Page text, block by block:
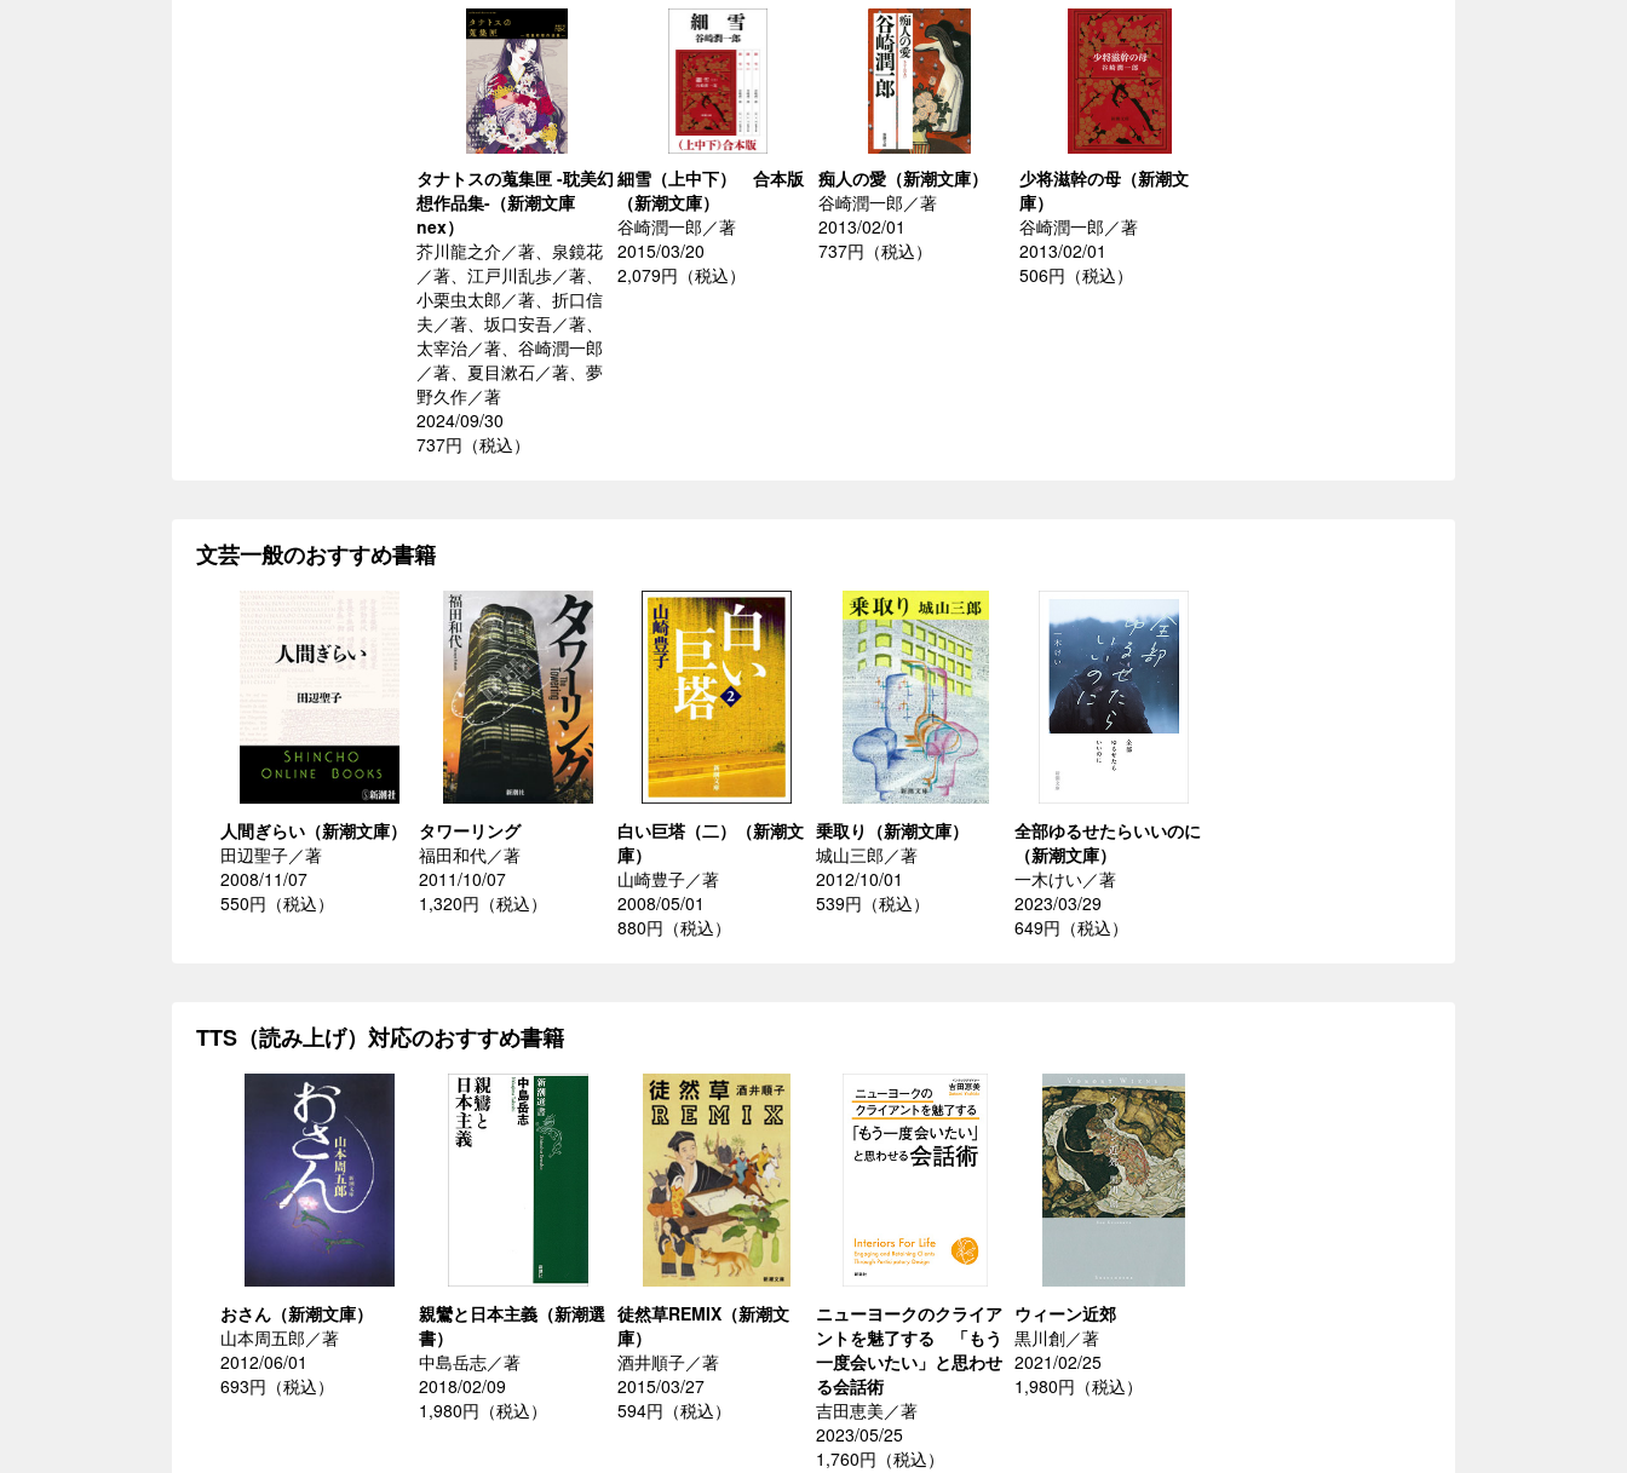
タナトスの蒐集匣 -耽美幻
想作品集-（新潮文庫
nex）
芥川龍之介／著、泉鏡花
／著、江戸川乱歩／著、
小栗虫太郎／著、折口信
夫／著、坂口安吾／著、
太宰治／著、谷崎潤一郎
／著、夏目漱石／著、夢
野久作／著
2024/09/30
737円（税込）
細雪（上中下） 合本版
（新潮文庫）
谷崎潤一郎／著
2015/03/20
2,079円（税込）
痴人の愛（新潮文庫）
谷崎潤一郎／著
2013/02/01
737円（税込）
少将滋幹の母（新潮文
庫）
谷崎潤一郎／著
2013/02/01
506円（税込）
文芸一般のおすすめ書籍
人間ぎらい（新潮文庫）
田辺聖子／著
2008/11/07
550円（税込）
タワーリング
福田和代／著
2011/10/07
1,320円（税込）
白い巨塔（二）（新潮文
庫）
山崎豊子／著
2008/05/01
880円（税込）
乗取り（新潮文庫）
城山三郎／著
2012/10/01
539円（税込）
全部ゆるせたらいいのに
（新潮文庫）
一木けい／著
2023/03/29
649円（税込）
TTS（読み上げ）対応のおすすめ書籍
おさん（新潮文庫）
山本周五郎／著
2012/06/01
693円（税込）
親鸞と日本主義（新潮選
書）
中島岳志／著
2018/02/09
1,980円（税込）
徒然草REMIX（新潮文
庫）
酒井順子／著
2015/03/27
594円（税込）
ニューヨークのクライア
ントを魅了する 「もう
一度会いたい」と思わせ
る会話術
吉田恵美／著
2023/05/25
1,760円（税込）
ウィーン近郊
黒川創／著
2021/02/25
1,980円（税込）